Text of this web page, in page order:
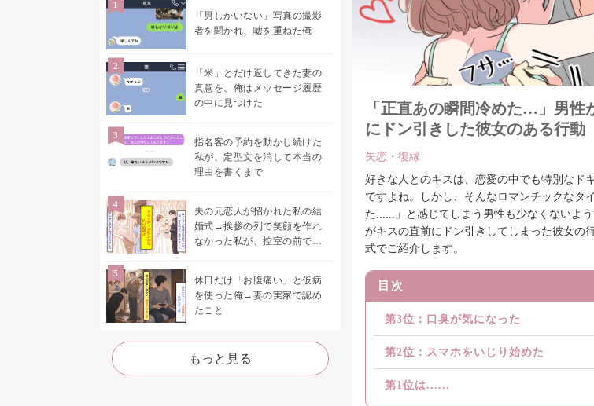
「男しかいない」写真の撮影
者を聞かれ、嘘を重ねた俺
「米」とだけ返してきた妻の
真意を、俺はメッセージ履歴
の中に見つけた
指名客の予約を動かし続けた
私が、定型文を消して本当の
理由を書くまで
夫の元恋人が招かれた私の結
婚式→挨拶の列で笑顔を作れ
なかった私が、控室の前で彼
休日だけ「お腹痛い」と仮病
を使った俺→妻の実家で認め
たこと
もっと見る
「正直あの瞬間冷めた…」男性
にドン引きした彼女のある行動
失恋・復縁
好きな人とのキスは、恋愛の中でも特別なド
ですよね。しかし、そんなロマンチックなタ
た......」と感じてしまう男性も少なくないよ
がキスの直前にドン引きしてしまった彼女の
式でご紹介します。
目次
第3位：口臭が気になった
第2位：スマホをいじり始めた
第1位は......